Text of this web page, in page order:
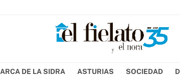
DE LA SIDRA ASTURIAS SOCIEDAD